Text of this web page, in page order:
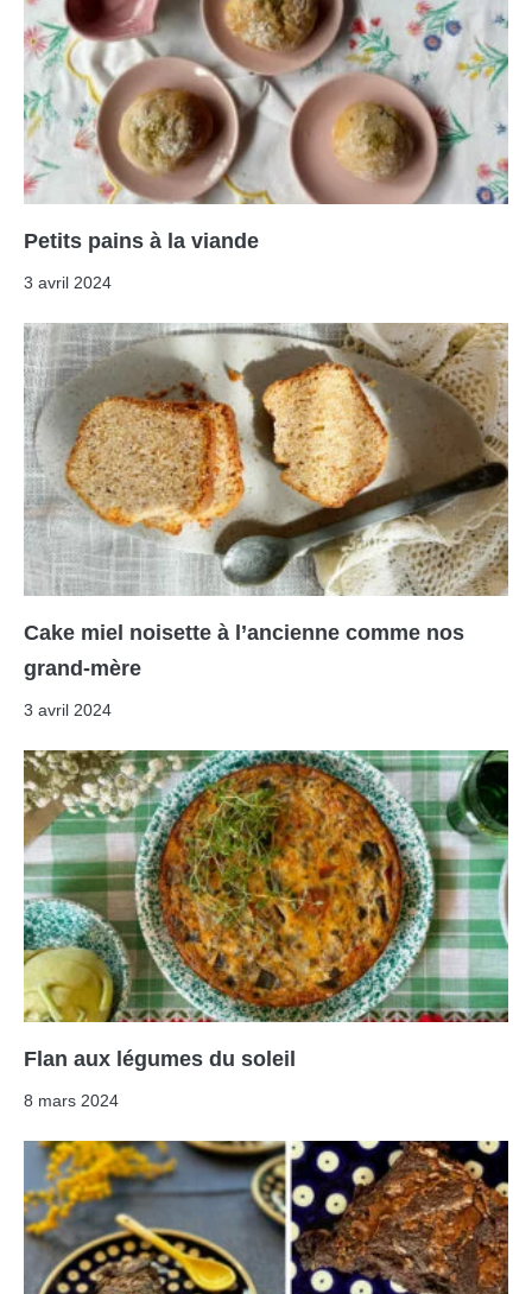
Petits pains à la viande
3 avril 2024
Cake miel noisette à l’ancienne comme nos
grand-mère
3 avril 2024
Flan aux légumes du soleil
8 mars 2024